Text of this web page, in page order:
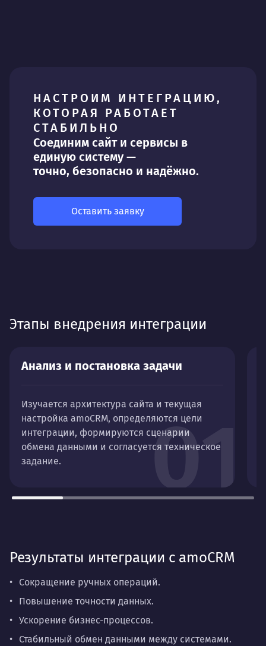
НАСТРОИМ ИНТЕГРАЦИЮ,
КОТОРАЯ РАБОТАЕТ
СТАБИЛЬНО
Соединим сайт и сервисы в
единую систему —
точно, безопасно и надёжно.
Оставить заявку
Этапы внедрения интеграции
01
Анализ и постановка задачи
Изучается архитектура сайта и текущая
настройка amoCRM, определяются цели
интеграции, формируются сценарии
обмена данными и согласуется техническое
задание.
Результаты интеграции с amoCRM
Сокращение ручных операций.
Повышение точности данных.
Ускорение бизнес-процессов.
Стабильный обмен данными между системами.